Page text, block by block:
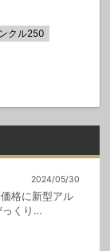
クル250
2024/05/30
格に新型アル
っくり…